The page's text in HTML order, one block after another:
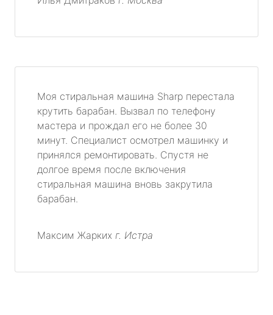
Моя стиральная машина Sharp перестала
крутить барабан. Вызвал по телефону
мастера и прождал его не более 30
минут. Специалист осмотрел машинку и
принялся ремонтировать. Спустя не
долгое время после включения
стиральная машина вновь закрутила
барабан.
Максим Жарких г. Истра